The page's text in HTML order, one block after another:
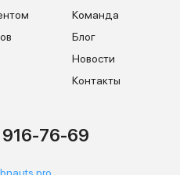
Команда
Блог
Новости
Контакты
76-69